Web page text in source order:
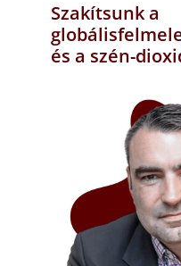
Szakítsunk a
és a szén-